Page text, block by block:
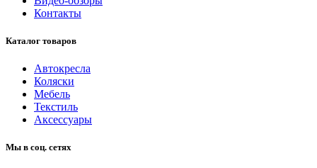
Контакты
Каталог товаров
Автокресла
Коляски
Мебель
Текстиль
Аксессуары
Мы в соц. сетях